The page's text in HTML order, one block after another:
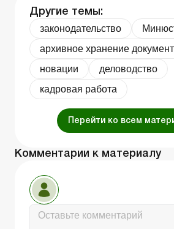
Другие темы:
законодательство
архивное хранение
новации
деловодство
кадровая работа
Перейти ко всем
Комментарии к материалу